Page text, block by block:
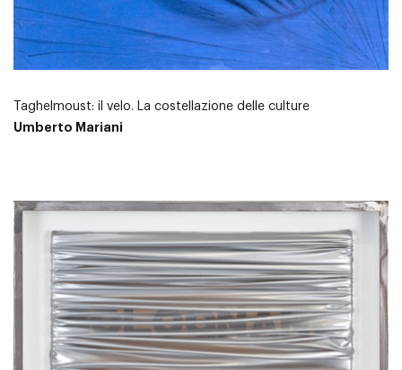
Taghelmoust: il velo. La costellazione delle culture
Umberto Mariani